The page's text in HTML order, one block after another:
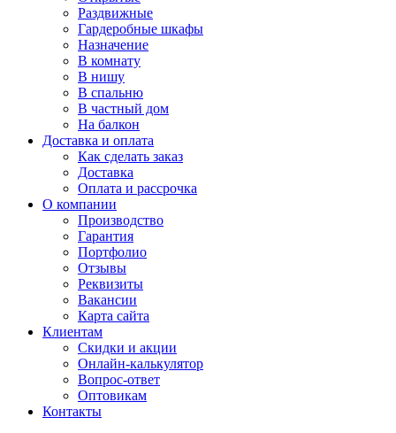
Раздвижные
Гардеробные шкафы
Назначение
В комнату
В нишу
В спальню
В частный дом
На балкон
Доставка и оплата
Как сделать заказ
Доставка
Оплата и рассрочка
О компании
Производство
Гарантия
Портфолио
Отзывы
Реквизиты
Вакансии
Карта сайта
Клиентам
Скидки и акции
Онлайн-калькулятор
Вопрос-ответ
Оптовикам
Контакты